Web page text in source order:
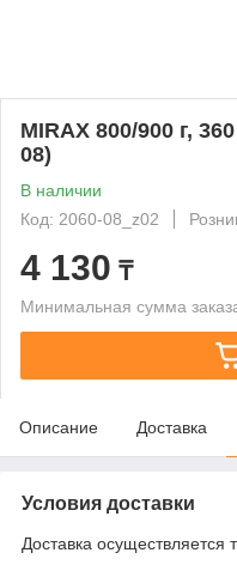
MIRAX 800/900 г,
08)
В наличии
Код: 2060-08_z02
4 130 ₸
Минимальная сумма
Описание Доставка
Условия доставки
Доставка осуществляется